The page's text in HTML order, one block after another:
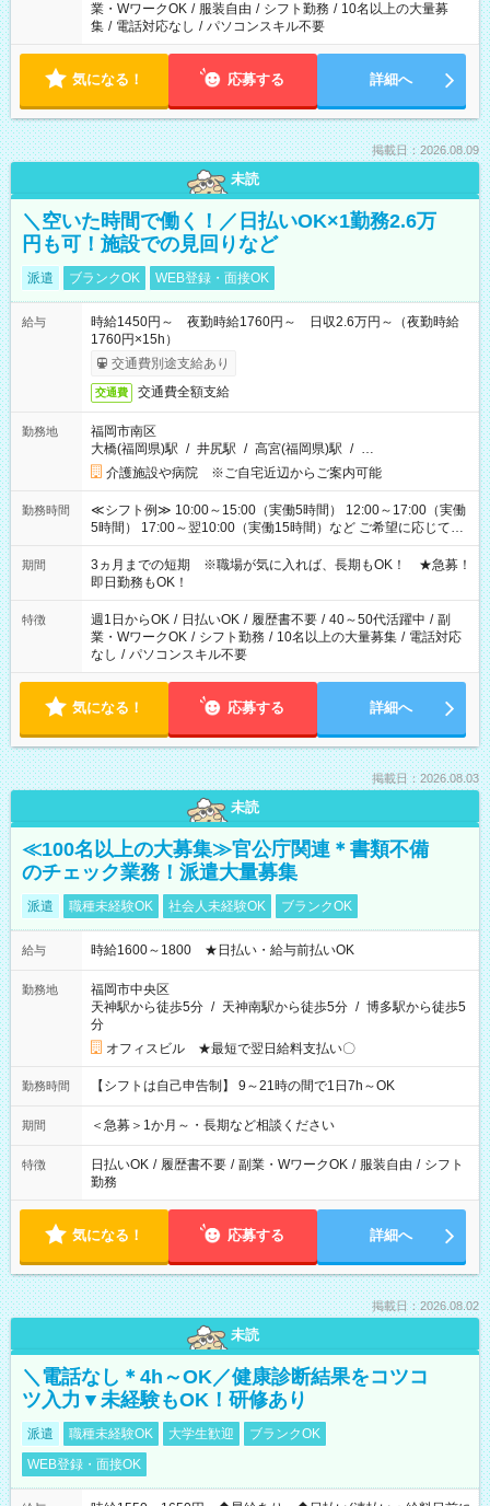
業・WワークOK / 服装自由 / シフト勤務 / 10名以上の大量募
集 / 電話対応なし / パソコンスキル不要
気になる！ 応募する 詳細へ
掲載日：2026.08.09
未読
＼空いた時間で働く！／日払いOK×1勤務2.6万
円も可！施設での見回りなど
派遣 ブランクOK WEB登録・面接OK
給与
時給1450円～ 夜勤時給1760円～ 日収2.6万円～（夜勤時給
1760円×15h）
交通費別途支給あり
交通費 交通費全額支給
勤務地
福岡市南区
大橋(福岡県)駅 / 井尻駅 / 高宮(福岡県)駅 / …
介護施設や病院 ※ご自宅近辺からご案内可能
勤務時間
≪シフト例≫ 10:00～15:00（実働5時間） 12:00～17:00（実働
5時間） 17:00～翌10:00（実働15時間）など ご希望に応じて、
働く時間は調整できます！ お気軽に担当へ相談ください！
期間
3ヵ月までの短期 ※職場が気に入れば、長期もOK！ ★急募！
即日勤務もOK！
特徴 週1日からOK / 日払いOK / 履歴書不要 / 40～50代活躍中 / 副
業・WワークOK / シフト勤務 / 10名以上の大量募集 / 電話対応
なし / パソコンスキル不要
気になる！ 応募する 詳細へ
掲載日：2026.08.03
未読
≪100名以上の大募集≫官公庁関連＊書類不備
のチェック業務！派遣大量募集
派遣 職種未経験OK 社会人未経験OK ブランクOK
給与 時給1600～1800 ★日払い・給与前払いOK
勤務地
福岡市中央区
天神駅から徒歩5分 / 天神南駅から徒歩5分 / 博多駅から徒歩5
分
オフィスビル ★最短で翌日給料支払い〇
勤務時間 【シフトは自己申告制】 9～21時の間で1日7h～OK
期間 ＜急募＞1か月～・長期など相談ください
特徴 日払いOK / 履歴書不要 / 副業・WワークOK / 服装自由 / シフト
勤務
気になる！ 応募する 詳細へ
掲載日：2026.08.02
未読
＼電話なし＊4h～OK／健康診断結果をコツコ
ツ入力▼未経験もOK！研修あり
派遣 職種未経験OK 大学生歓迎
ブランクOK
WEB登録・面接OK